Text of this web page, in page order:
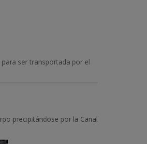
ser transportada por el
precipitándose por la Canal